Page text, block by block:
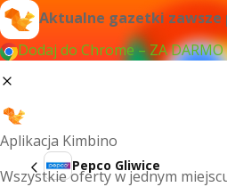
Aktualne gazetki zawsze
Dodaj do Chrome – ZA DARMO
Aplikacja Kimbino
Wszystkie oferty w jednym
Pepco Gliwice